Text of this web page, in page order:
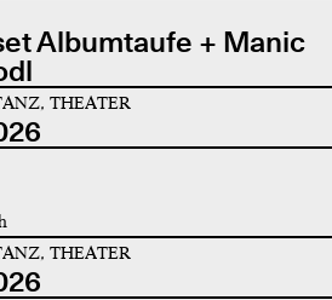
Albumtaufe + Manic
THEATER
THEATER